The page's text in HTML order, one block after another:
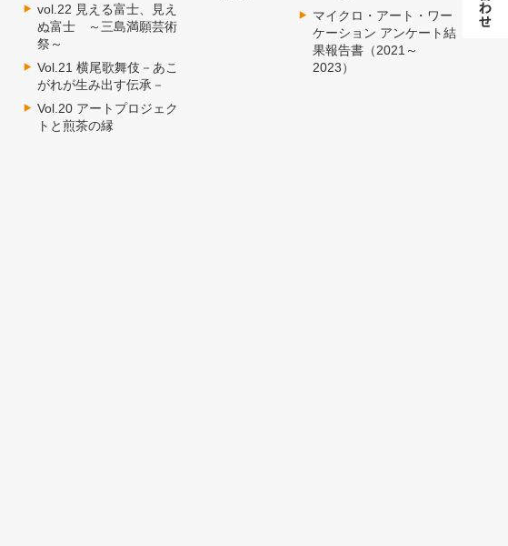
vol.22 見える富士、見え
ぬ富士 ～三島満願芸術
祭～
Vol.21 横尾歌舞伎－あこ
がれが生み出す伝承－
Vol.20 アートプロジェク
トと煎茶の縁
マイクロ・アート・ワー
ケーション アンケート結
果報告書（2021～
2023）